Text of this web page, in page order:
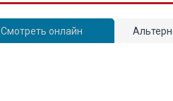
Смотреть онлайн